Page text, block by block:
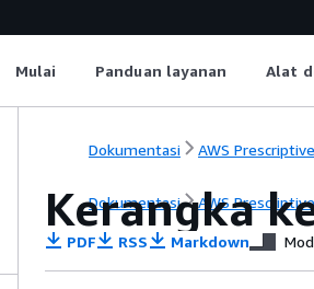
Mulai Panduan layanan Alat
Dokumentasi AWS
Dokumentasi AWS
Kerangka
PDF RSS Markdown